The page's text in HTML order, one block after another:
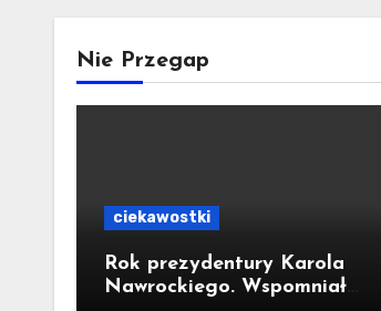
Nie Przegap
ciekawostki
Rok prezydentury Karola
Nawrockiego. Wspomniał